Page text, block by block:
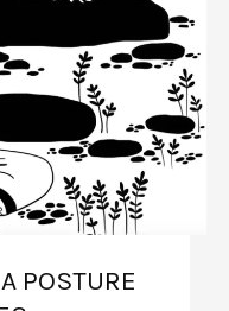
POSTURE